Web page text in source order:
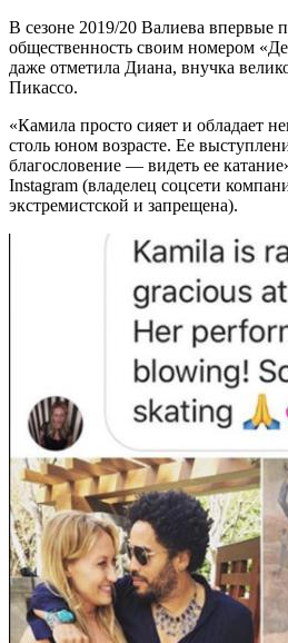
В сезоне 2019/20 Валиева впервые
общественность своим номером
даже отметила Диана, внучка
Пикассо.
«Камила просто сияет и обладает
столь юном возрасте. Ее
благословение — видеть ее
Instagram (владелец соцсети
экстремистской и запрещена).